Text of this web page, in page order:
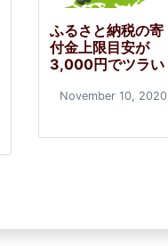
ふるさと納税の寄
付金上限目安が
3,000円でツラい
November 10, 2020